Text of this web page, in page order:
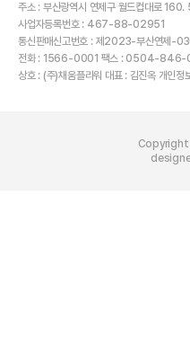
주소 : 부산광역시 연제구 월드컵대로
사업자등록번호 : 467-88-02951
통신판매신고번호 : 제2023-부산연제-
전화 : 1566-0001 팩스 : 0504-
상호 : (주)채움플라워 대표 : 김진옥 개인정
Copyright